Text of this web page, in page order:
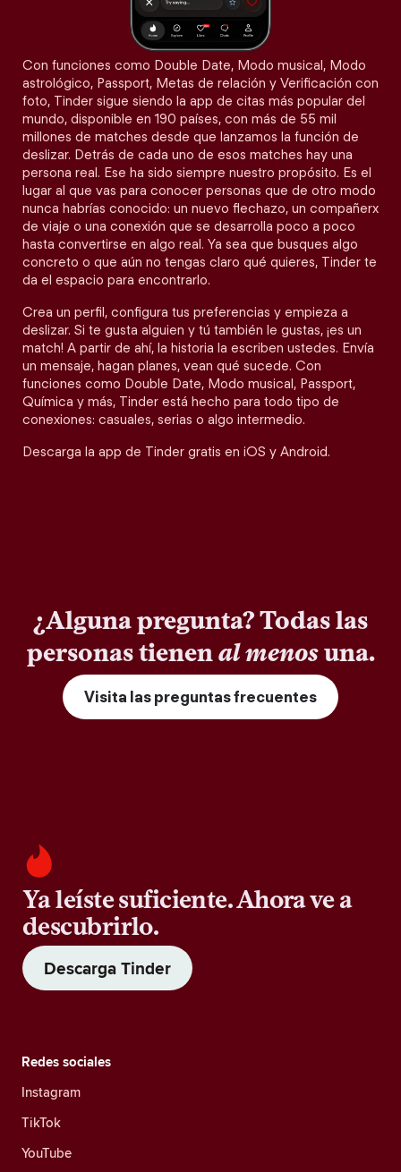
Con funciones como Double Date, Modo musical, Modo
astrológico, Passport, Metas de relación y Verificación con
foto, Tinder sigue siendo la app de citas más popular del
mundo, disponible en 190 países, con más de 55 mil
millones de matches desde que lanzamos la función de
deslizar. Detrás de cada uno de esos matches hay una
persona real. Ese ha sido siempre nuestro propósito. Es el
lugar al que vas para conocer personas que de otro modo
nunca habrías conocido: un nuevo flechazo, un compañerx
de viaje o una conexión que se desarrolla poco a poco
hasta convertirse en algo real. Ya sea que busques algo
concreto o que aún no tengas claro qué quieres, Tinder te
da el espacio para encontrarlo.
Crea un perfil, configura tus preferencias y empieza a
deslizar. Si te gusta alguien y tú también le gustas, ¡es un
match! A partir de ahí, la historia la escriben ustedes. Envía
un mensaje, hagan planes, vean qué sucede. Con
funciones como Double Date, Modo musical, Passport,
Química y más, Tinder está hecho para todo tipo de
conexiones: casuales, serias o algo intermedio.
Descarga la app de Tinder gratis en iOS y Android.
¿Alguna pregunta? Todas las
personas tienenal menosuna.
Visita las preguntas frecuentes
Ya leíste suficiente. Ahora ve a
descubrirlo.
Descarga Tinder
Redes sociales
Instagram
TikTok
YouTube